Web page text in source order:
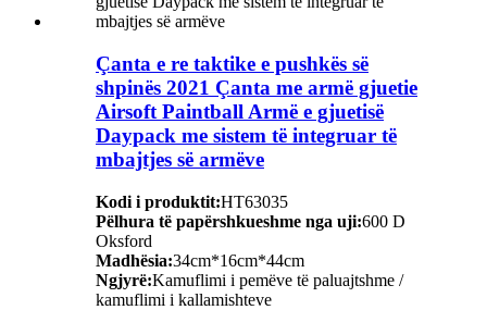
Çanta e re taktike e pushkës së
shpinës 2021 Çanta me armë gjuetie
Airsoft Paintball Armë e gjuetisë
Daypack me sistem të integruar të
mbajtjes së armëve
Kodi i produktit:HT63035
Pëlhura të papërshkueshme nga uji:600 D
Oksford
Madhësia:34cm*16cm*44cm
Ngjyrë:Kamuflimi i pemëve të paluajtshme /
kamuflimi i kallamishteve